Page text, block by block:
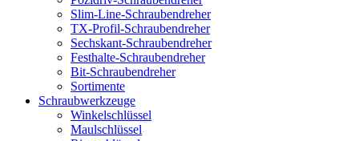
Slim-Line-Schraubendreher
TX-Profil-Schraubendreher
Sechskant-Schraubendreher
Festhalte-Schraubendreher
Bit-Schraubendreher
Sortimente
Schraubwerkzeuge
Winkelschlüssel
Maulschlüssel